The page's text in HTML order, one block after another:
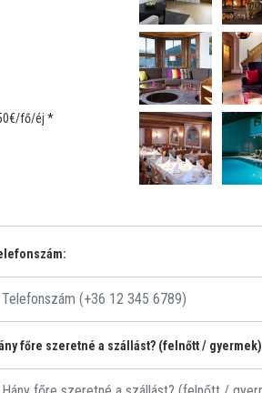
fő/éj *
főre szeretné a szállást? (felnőtt / gyermek)